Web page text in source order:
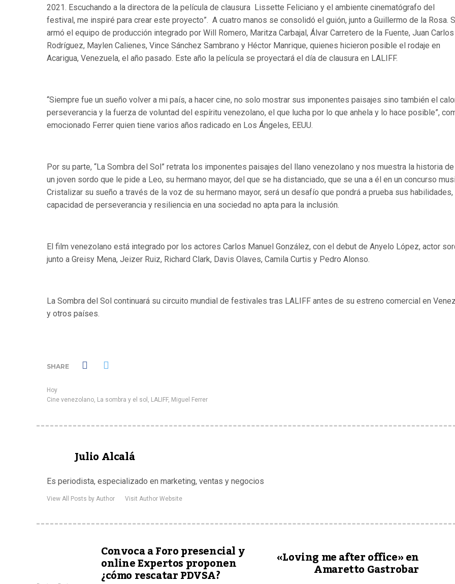
2021. Escuchando a la directora de la película de clausura Lissette Feliciano y el ambiente cinematógrafo del
festival, me inspiré para crear este proyecto”. A cuatro manos se consolidó el guión, junto a Guillermo de la Rosa.
armó el equipo de producción integrado por Will Romero, Maritza Carbajal, Álvar Carretero de la Fuente, Juan Carlos
Rodríguez, Maylen Calienes, Vince Sánchez Sambrano y Héctor Manrique, quienes hicieron posible el rodaje en
Acarigua, Venezuela, el año pasado. Este año la película se proyectará el día de clausura en LALIFF.
“Siempre fue un sueño volver a mi país, a hacer cine, no solo mostrar sus imponentes paisajes sino también el
perseverancia y la fuerza de voluntad del espíritu venezolano, el que lucha por lo que anhela y lo hace posible”,
emocionado Ferrer quien tiene varios años radicado en Los Ángeles, EEUU.
Por su parte, “La Sombra del Sol” retrata los imponentes paisajes del llano venezolano y nos muestra la historia
un joven sordo que le pide a Leo, su hermano mayor, del que se ha distanciado, que se una a él en un concurso
Cristalizar su sueño a través de la voz de su hermano mayor, será un desafío que pondrá a prueba sus habilidades,
capacidad de perseverancia y resiliencia en una sociedad no apta para la inclusión.
El film venezolano está integrado por los actores Carlos Manuel González, con el debut de Anyelo López, actor
junto a Greisy Mena, Jeizer Ruiz, Richard Clark, Davis Olaves, Camila Curtis y Pedro Alonso.
La Sombra del Sol continuará su circuito mundial de festivales tras LALIFF antes de su estreno comercial en
y otros países.
SHARE
Hoy
Cine venezolano, La sombra y el sol , LALIFF, Miguel Ferrer
Julio Alcalá
Es periodista, especializado en marketing, ventas y negocios
View All Posts by Author Visit Author Website
Convoca a Foro presencial y
online Expertos proponen
¿cómo rescatar PDVSA?
«Loving me after office» en
Amaretto Gastrobar